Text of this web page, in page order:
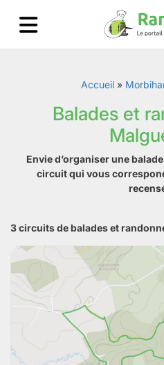
Accueil»
Balades et
Envie d’organiser une
circuit qui vous
3 circuits de balades et